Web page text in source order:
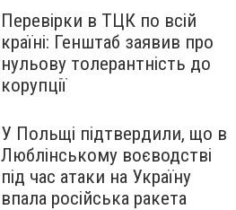
Перевірки в ТЦК по всій
країні: Генштаб заявив про
нульову толерантність до
корупції
У Польщі підтвердили, що в
Люблінському воєводстві
під час атаки на Україну
впала російська ракета